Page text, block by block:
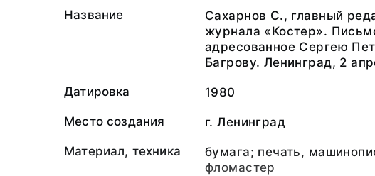
Название
Сахарнов С., главный
журнала «Костер».
адресованное Сергею
Багрову. Ленинград, 2
Датировка 1980
Место создания г. Ленинград
Материал, техника
бумага; печать,
фломастер